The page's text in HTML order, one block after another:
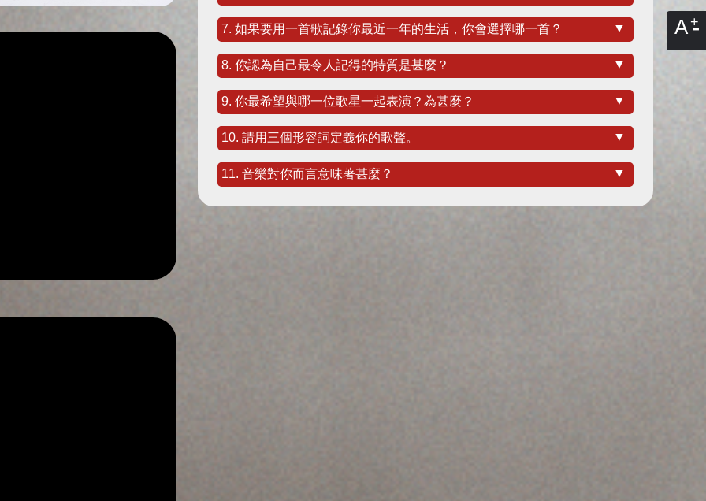
A
7. 如果要用一首歌記錄你最近一年的生活，你會選擇哪一首？ ▼
8. 你認為自己最令人記得的特質是甚麼？ ▼
9. 你最希望與哪一位歌星一起表演？為甚麼？ ▼
10. 請用三個形容詞定義你的歌聲。 ▼
11. 音樂對你而言意味著甚麼？ ▼